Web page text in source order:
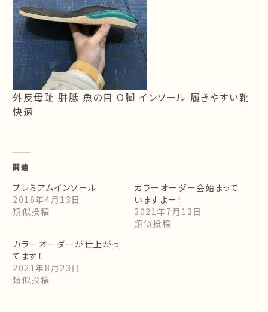
外反母趾 胼胝 魚の目 О脚 インソール 履きやすい靴
快適
関連
プレミアムインソール
2016年4月13日
類似投稿
カラーオーダー会始まって
いますよー！
2021年7月12日
類似投稿
カラーオーダーが仕上がっ
てます！
2021年8月23日
類似投稿